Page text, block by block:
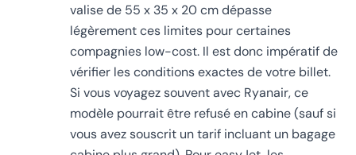
valise de 55 x 35 x 20 cm dépasse
légèrement ces limites pour certaines
compagnies low-cost. Il est donc impératif de
vérifier les conditions exactes de votre billet.
Si vous voyagez souvent avec Ryanair, ce
modèle pourrait être refusé en cabine (sauf si
vous avez souscrit un tarif incluant un bagage